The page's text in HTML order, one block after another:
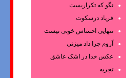
نگو که تکراریست
فریاد درسکوت
تنهایی احساس خوبی نیست
آروم چرا داد میزنی
عکس‌ خدا در اشک‌ عاشق‌
تجربه